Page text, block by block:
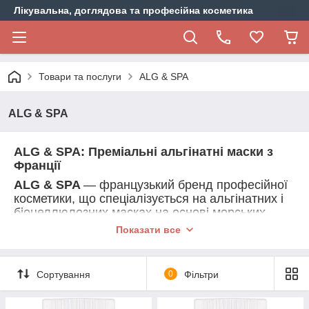
Лікувальна, доглядова та професійна косметика
Товари та послуги ALG & SPA
ALG & SPA
ALG & SPA: Преміальні альгінатні маски з
Франції
ALG & SPA — французький бренд професійної
косметики, що спеціалізується на альгінатних і
біоцеллюлозних масках на основі морських
1985 року у Бретані), а з 1996 року працює під
назвою ALG & SPA. Фірма вирощує 15 видів
бурих і червоних водоростей на власних
фермах площею 32 гектари.
Показати все
Сортування 0 Фільтри